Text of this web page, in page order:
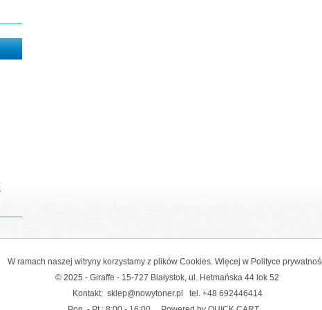
W ramach naszej witryny korzystamy z plików Cookies. Więcej w Polityce
© 2025 - Giraffe - 15-727 Białystok, ul. Hetmańska 44 lok 52
Kontakt: sklep@nowytoner.pl tel. +48 692446414